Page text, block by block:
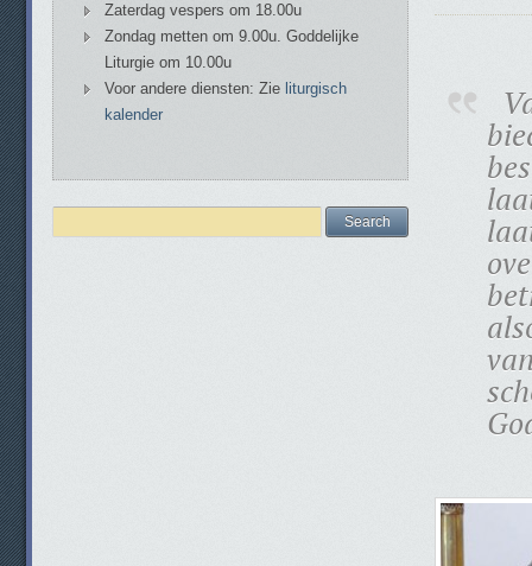
Zaterdag vespers om 18.00u
Zondag metten om 9.00u. Goddelijke
Liturgie om 10.00u
Voor andere diensten: Zie liturgisch
kalender